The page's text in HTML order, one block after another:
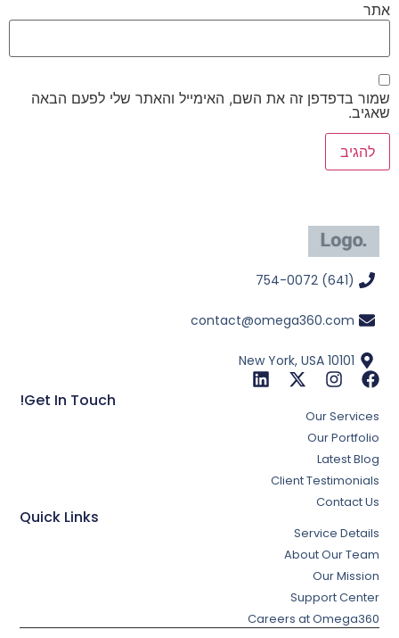
אתר
שמור בדפדפן זה את השם, האימייל והאתר שלי לפעם הבאה
שאגיב.
(641) 754-0072
contact@omega360.com
New York, USA 10101
Get In Touch!
Our Services
Our Portfolio
Latest Blog
Client Testimonials
Contact Us
Quick Links
Service Details
About Our Team
Our Mission
Support Center
Careers at Omega360